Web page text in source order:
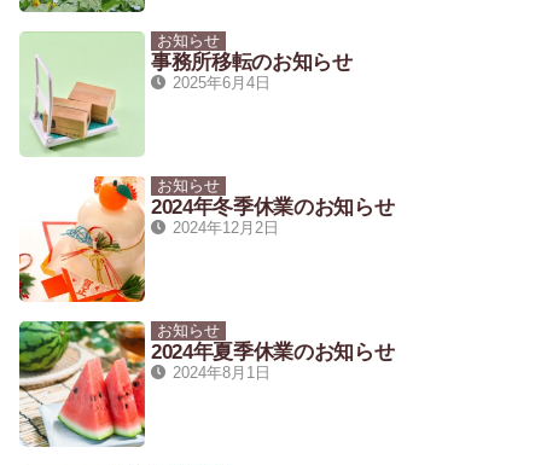
お知らせ
事務所移転のお知らせ
2025年6月4日
お知らせ
2024年冬季休業のお知らせ
2024年12月2日
お知らせ
2024年夏季休業のお知らせ
2024年8月1日